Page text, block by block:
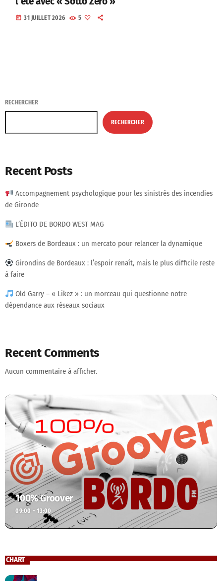
today 31 JUILLET 2026 5
RECHERCHER
RECHERCHER
Recent Posts
Accompagnement psychologique pour les sinistrés des incendies
de Gironde
L’ÉDITO DE BORDO WEST MAG
Boxers de Bordeaux : un mercato pour relancer la dynamique
Girondins de Bordeaux : l’espoir renaît, mais le plus difficile reste
à faire
Old Garry – « Likez » : un morceau qui questionne notre
dépendance aux réseaux sociaux
Recent Comments
Aucun commentaire à afficher.
100% Groover
09:00 - 13:00
CHART